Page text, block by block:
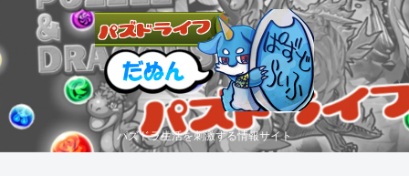
パズドラ生活を刺激する情報サイト